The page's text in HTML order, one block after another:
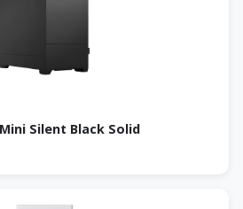
Silent Black Solid